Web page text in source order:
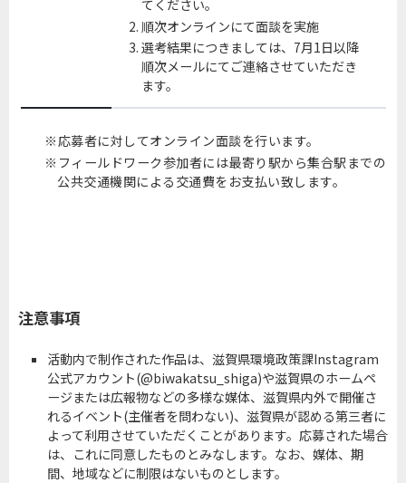
てください。
順次オンラインにて面談を実施
選考結果につきましては、7月1日以降
順次メールにてご連絡させていただき
ます。
応募者に対してオンライン面談を行います。
フィールドワーク参加者には最寄り駅から集合駅までの
公共交通機関による交通費をお支払い致します。
注意事項
活動内で制作された作品は、滋賀県環境政策課Instagram
公式アカウント(@biwakatsu_shiga)や滋賀県のホームペ
ージまたは広報物などの多様な媒体、滋賀県内外で開催さ
れるイベント(主催者を問わない)、滋賀県が認める第三者に
よって利用させていただくことがあります。応募された場合
は、これに同意したものとみなします。なお、媒体、期
間、地域などに制限はないものとします。